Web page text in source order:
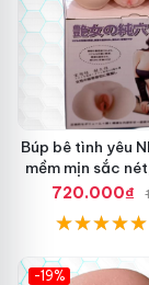
Búp bê tình yêu
mềm mịn sắc
rũ
720.000₫
-19%